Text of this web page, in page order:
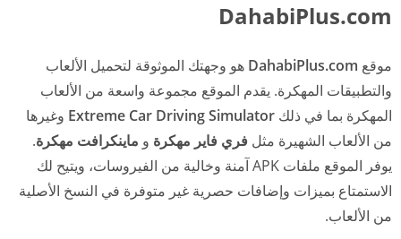
DahabiPlus.com
موقع DahabiPlus.com هو وجهتك الموثوقة لتحميل الألعاب
والتطبيقات المهكرة. يقدم الموقع مجموعة واسعة من الألعاب
المهكرة بما في ذلك Extreme Car Driving Simulator وغيرها
من الألعاب الشهيرة مثل فري فاير مهكرة و ماينكرافت مهكرة.
يوفر الموقع ملفات APK آمنة وخالية من الفيروسات، ويتيح لك
الاستمتاع بميزات وإضافات حصرية غير متوفرة في النسخ الأصلية
من الألعاب.